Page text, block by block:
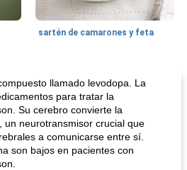
sartén de camarones y feta
llamado levodopa. La
para tratar la
Su cerebro convierte la
un neurotransmisor crucial que
a comunicarse entre sí.
son bajos en pacientes con